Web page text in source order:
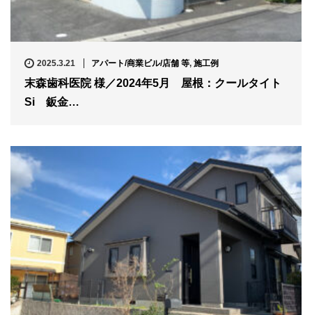
o
2025.3.21 アパート/商業ビル/店舗 等, 施工例
末森歯科医院 様／2024年5月 屋根：クールタイト
Si 鈑金…